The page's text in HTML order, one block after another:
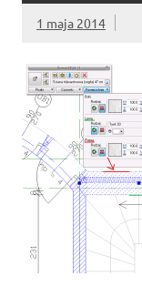
1 maja 2014